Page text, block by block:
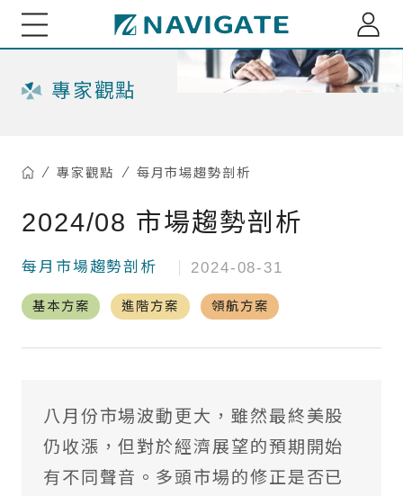
展新證券投資顧問股份有限公司 Navigate
關於我們
每月市場趨勢剖析
小老闆投資瞭望台
小老闆聊商業萬象
多重資產投組建議
綜觀全球
台股基金ETF觀測
境外基金流向掃描
基金資訊
專家觀點
專家觀點 每月市場趨勢剖析
2024/08 市場趨勢剖析
每月市場趨勢剖析 2024-08-31
基本方案 進階方案 領航方案
八月份市場波動更大，雖然最終美股
仍收漲，但對於經濟展望的預期開始
有不同聲音。多頭市場的修正是否已